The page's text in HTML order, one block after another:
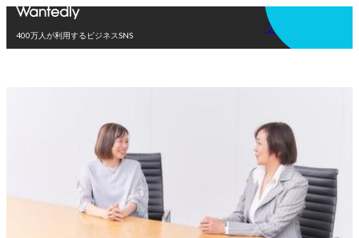
400万人が利用するビジネスSNS
アプリを使う